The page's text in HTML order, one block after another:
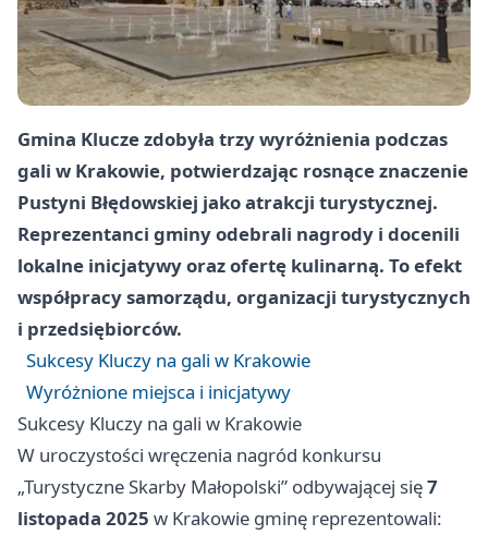
Gmina Klucze zdobyła trzy wyróżnienia podczas
gali w Krakowie, potwierdzając rosnące znaczenie
Pustyni Błędowskiej jako atrakcji turystycznej.
Reprezentanci gminy odebrali nagrody i docenili
lokalne inicjatywy oraz ofertę kulinarną. To efekt
współpracy samorządu, organizacji turystycznych
i przedsiębiorców.
Sukcesy Kluczy na gali w Krakowie
Wyróżnione miejsca i inicjatywy
Sukcesy Kluczy na gali w Krakowie
W uroczystości wręczenia nagród konkursu
„Turystyczne Skarby Małopolski” odbywającej się7
listopada 2025 w Krakowie gminę reprezentowali: